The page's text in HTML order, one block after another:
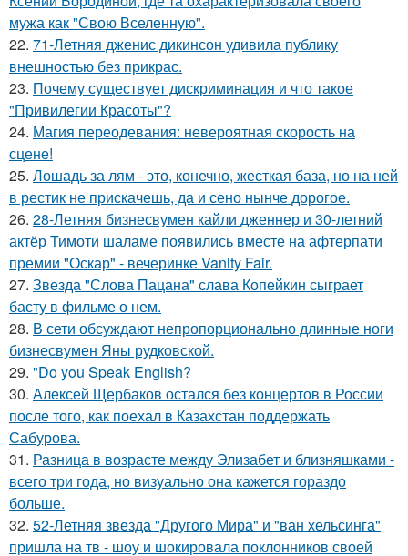
мужа как "Свою Вселенную".
22. 71-Летняя дженис дикинсон удивила публику
внешностью без прикрас.
23. Почему существует дискриминация и что такое
"Привилегии Красоты"?
24. Магия переодевания: невероятная скорость на
сцене!
25. Лошадь за лям - это, конечно, жесткая база, но на ней
в рестик не прискачешь, да и сено нынче дорогое.
26. 28-Летняя бизнесвумен кайли дженнер и 30-летний
актёр Тимоти шаламе появились вместе на афтерпати
премии "Оскар" - вечеринке Vanity Fair.
27. Звезда "Слова Пацана" слава Копейкин сыграет
басту в фильме о нем.
28. В сети обсуждают непропорционально длинные ноги
бизнесвумен Яны рудковской.
29. "Do you Speak English?
30. Алексей Щербаков остался без концертов в России
после того, как поехал в Казахстан поддержать
Сабурова.
31. Разница в возрасте между Элизабет и близняшками -
всего три года, но визуально она кажется гораздо
больше.
32. 52-Летняя звезда "Другого Мира" и "ван хельсинга"
пришла на тв - шоу и шокировала поклонников своей